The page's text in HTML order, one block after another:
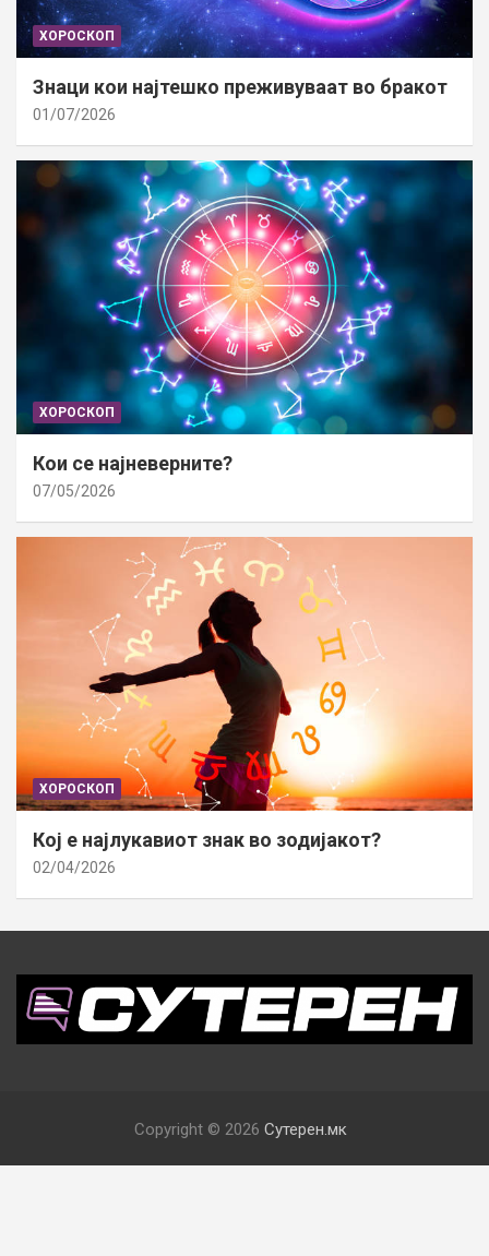
ХОРОСКОП
Знаци кои најтешко преживуваат во бракот
01/07/2026
ХОРОСКОП
Кои се најневерните?
07/05/2026
ХОРОСКОП
Кој е најлукавиот знак во зодијакот?
02/04/2026
Copyright © 2026 Сутерен.мк